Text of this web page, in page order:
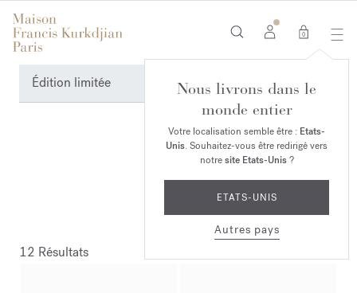
0
Nous livrons dans le
monde entier
Votre localisation semble être : Etats-
Unis. Souhaitez-vous être redirigé vers
notresite Etats-Unis?
ETATS-UNIS
Autres pays
Édition limitée
12 Résultats